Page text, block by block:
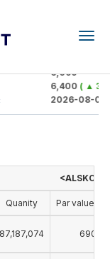
AJ)
6,099
6,400( ▲
2026-08-07
<ALSKOM
Quanity Par value
87,187,074 690